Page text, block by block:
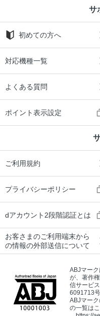
サ
初めての方へ
対応機種一覧
よくある質問
ポイント表示設定
ご利用規約
プライバシーポリシー
dアカウント2段階認証とは
お客さまのご利用端末から
の情報の外部送信について
ABJマー
が、著作
信サービ
6091713号
ABJマー
の一覧は